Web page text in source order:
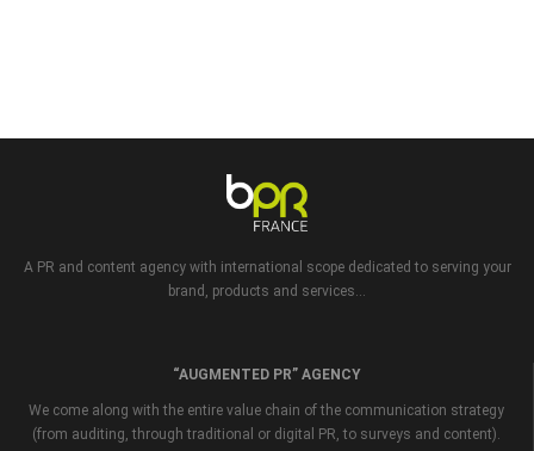
A PR and content agency with international scope dedicated to serving your
brand, products and services...
“AUGMENTED PR” AGENCY
We come along with the entire value chain of the communication strategy
(from auditing, through traditional or digital PR, to surveys and content).